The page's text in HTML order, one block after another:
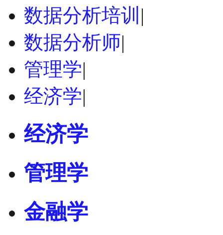
数据分析培训 |
数据分析师|
管理学|
经济学|
经济学
管理学
金融学